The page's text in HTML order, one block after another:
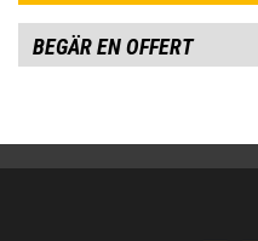
BEGÄR EN OFFERT